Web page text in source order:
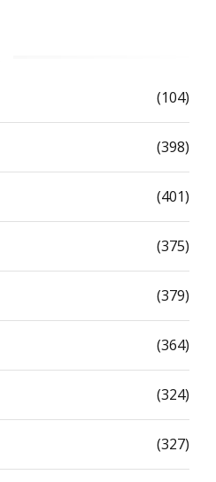
(104)
(398)
(401)
(375)
(379)
(364)
(324)
(327)